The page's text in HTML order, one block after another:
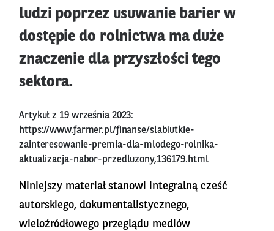
ludzi poprzez usuwanie barier w
dostępie do rolnictwa ma duże
znaczenie dla przyszłości tego
sektora.
Artykuł z 19 września 2023:
https://www.farmer.pl/finanse/slabiutkie-
zainteresowanie-premia-dla-mlodego-rolnika-
aktualizacja-nabor-przedluzony,136179.html
Niniejszy materiał stanowi integralną cześć
autorskiego, dokumentalistycznego,
wieloźródłowego przeglądu mediów